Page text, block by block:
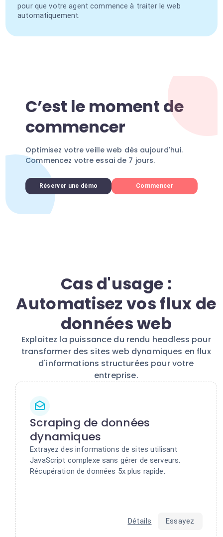
pour que votre agent commence à traiter le web
automatiquement.
C’est le moment de
commencer
Optimisez votre veille web dès aujourd'hui.
Commencez votre essai de 7 jours.
Réserver une démo Commencer
Cas d'usage :
Automatisez vos flux de
données web
Exploitez la puissance du rendu headless pour
transformer des sites web dynamiques en flux
d'informations structurées pour votre
entreprise.
Scraping de données
dynamiques
Extrayez des informations de sites utilisant
JavaScript complexe sans gérer de serveurs.
Récupération de données 5x plus rapide.
Détails Essayez